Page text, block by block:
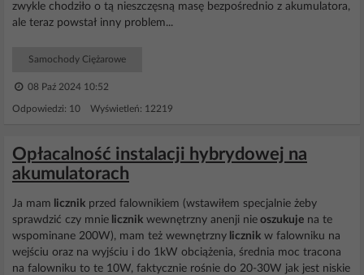
zwykle chodziło o tą nieszczęsną masę bezpośrednio z akumulatora,
ale teraz powstał inny problem...
Samochody Ciężarowe
08 Paź 2024 10:52
Odpowiedzi: 10 Wyświetleń: 12219
Opłacalność instalacji hybrydowej na
akumulatorach
Ja mam licznik przed falownikiem (wstawiłem specjalnie żeby
sprawdzić czy mnie licznik wewnętrzny anenji nie oszukuje na te
wspominane 200W), mam też wewnętrzny licznik w falowniku na
wejściu oraz na wyjściu i do 1kW obciążenia, średnia moc tracona
na falowniku to te 10W, faktycznie rośnie do 20-30W jak jest niskie